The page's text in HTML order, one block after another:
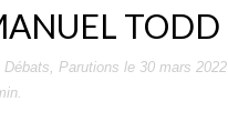
TODD
Débats, Parutions le 30 mars 2022
.